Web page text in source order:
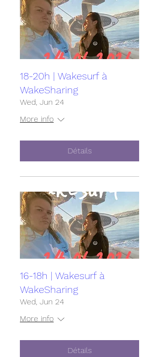
18-20h | Wakesurf à
WakeSharing
Wed, Jun 24
More info
Détails
16-18h | Wakesurf à
WakeSharing
Wed, Jun 24
More info
Détails